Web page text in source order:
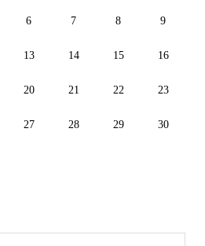
6 7 8 9
13 14 15 16
20 21 22 23
27 28 29 30